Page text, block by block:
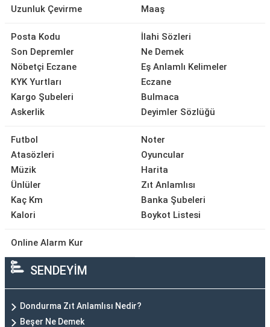
Uzunluk Çevirme
Maaş
Posta Kodu
Son Depremler
Nöbetçi Eczane
KYK Yurtları
Kargo Şubeleri
Askerlik
İlahi Sözleri
Ne Demek
Eş Anlamlı Kelimeler
Eczane
Bulmaca
Deyimler Sözlüğü
Futbol
Atasözleri
Müzik
Ünlüler
Kaç Km
Kalori
Noter
Oyuncular
Harita
Zıt Anlamlısı
Banka Şubeleri
Boykot Listesi
Online Alarm Kur
SENDEYİM
Dondurma Zıt Anlamlısı Nedir?
Beşer Ne Demek